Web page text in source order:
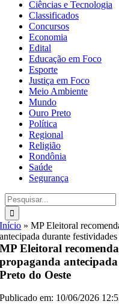
Ciências e Tecnologia
Classificados
Concursos
Economia
Edital
Educação em Foco
Esporte
Justiça em Foco
Meio Ambiente
Mundo
Ouro Preto
Política
Regional
Religião
Rondônia
Saúde
Segurança
Buscar
resultados
para:
Início »MP Eleitoral
antecipada durante
MP Eleitoral
propaganda
Preto do Oeste
Publicado em: 10/06/2026